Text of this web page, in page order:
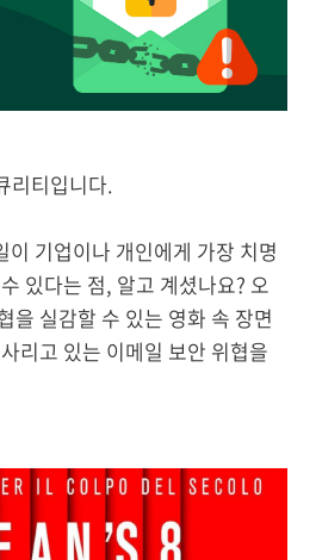
리티입니다.
이 기업이나 개인에게 가장 치명
있다는 점, 알고 계셨나요? 오
을 실감할 수 있는 영화 속 장면
리고 있는 이메일 보안 위협을